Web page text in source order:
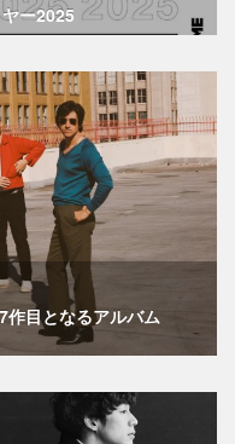
ー2025
作目となるアルバム